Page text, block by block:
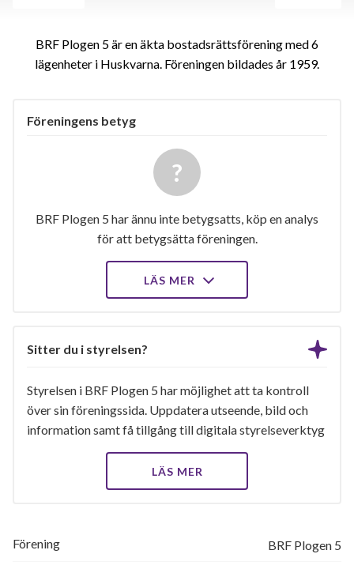
BRF Plogen 5 är en äkta bostadsrättsförening med 6
lägenheter i Huskvarna. Föreningen bildades år 1959
Föreningens betyg
BRF Plogen 5 har ännu inte betygsatts, köp en analys
för att betygsätta föreningen.
LÄS MER
Sitter du i styrelsen?
Styrelsen i BRF Plogen 5 har möjlighet att ta kontroll
över sin föreningssida. Uppdatera utseende, bild och
information samt få tillgång till digitala styrelseverktyg
LÄS MER
Förening BRF Plogen 5